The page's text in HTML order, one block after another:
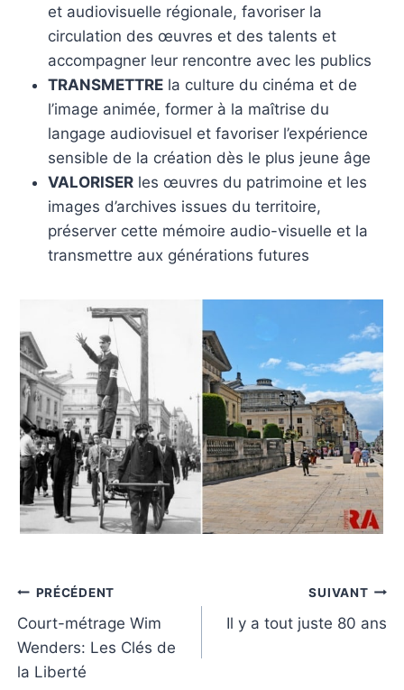
et audiovisuelle régionale, favoriser la
circulation des œuvres et des talents et
accompagner leur rencontre avec les publics
TRANSMETTRE la culture du cinéma et de
l’image animée, former à la maîtrise du
langage audiovisuel et favoriser l’expérience
sensible de la création dès le plus jeune âge
VALORISER les œuvres du patrimoine et les
images d’archives issues du territoire,
préserver cette mémoire audio-visuelle et la
transmettre aux générations futures
Navigation
de
l’article
PRÉCÉDENT
Court-métrage Wim
Wenders: Les Clés de
la Liberté
SUIVANT
Il y a tout juste 80 ans